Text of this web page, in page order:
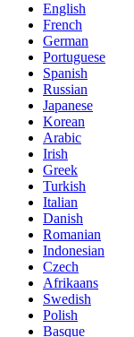
English
French
German
Portuguese
Spanish
Russian
Japanese
Korean
Arabic
Irish
Greek
Turkish
Italian
Danish
Romanian
Indonesian
Czech
Afrikaans
Swedish
Polish
Basque